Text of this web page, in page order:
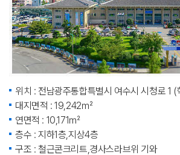
위치 : 전남광주통합특별시 여수시 시청로 1 (
대지면적 : 19,242㎡
연면적 : 10,171㎡
층수 : 지하1층,지상4층
구조 : 철근콘크리트,경사스라브위 기와